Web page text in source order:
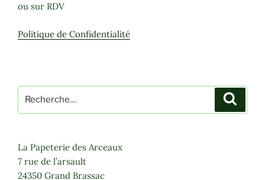
ou sur RDV
Politique de Confidentialité
pour
La Papeterie des Arceaux
7 rue de l’arsault
24350 Grand Brassac